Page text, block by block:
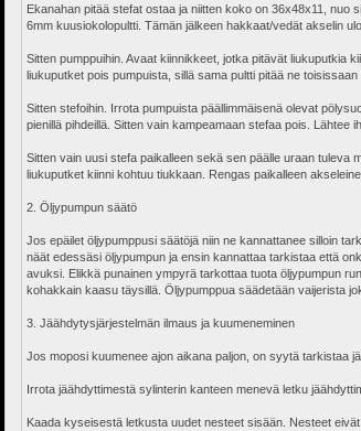
Ekanahan pitää stefat ostaa ja niitten koko on 36x48x11, nuo
6mm kuusiokolopultti. Tämän jälkeen hakkaat/vedät akselin
Sitten pumppuihin. Avaat kiinnikkeet, jotka pitävät liukuputkia
liukuputket pois pumpuista, sillä sama pultti pitää ne
Sitten stefoihin. Irrota pumpuista päällimmäisenä olevat
pienillä pihdeillä. Sitten vain kampeamaan stefaa pois. Lähtee
Sitten vain uusi stefa paikalleen sekä sen päälle uraan tuleva
liukuputket kiinni kohtuu tiukkaan. Rengas paikalleen
2. Öljypumpun säätö
Jos epäilet öljypumppusi säätöjä niin ne kannattanee silloin
näät edessäsi öljypumpun ja ensin kannattaa tarkistaa että
avuksi. Elikkä punainen ympyrä tarkottaa tuota öljypumpun
kohakkain kaasu täysillä. Öljypumppua säädetään vaijerista
3. Jäähdytysjärjestelmän ilmaus ja kuumeneminen
Jos moposi kuumenee ajon aikana paljon, on syytä tarkistaa
Irrota jäähdyttimestä sylinterin kanteen menevä letku
Kaada kyseisestä letkusta uudet nesteet sisään. Nesteet